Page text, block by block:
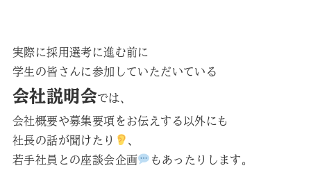
実際に採用選考に進む前に
学生の皆さんに参加していただいている
会社説明会では、
会社概要や募集要項をお伝えする以外にも
社長の話が聞けたり
、
若手社員との座談会企画
もあったりします。